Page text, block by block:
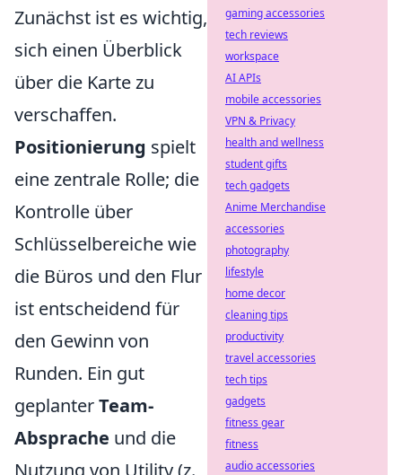
Zunächst ist es wichtig,
sich einen Überblick
über die Karte zu
verschaffen.
Positionierung spielt
eine zentrale Rolle; die
Kontrolle über
Schlüsselbereiche wie
die Büros und den Flur
ist entscheidend für
den Gewinn von
Runden. Ein gut
geplanterTeam-
Absprache und die
Nutzung von Utility (z.
gaming accessories
tech reviews
workspace
AI APIs
mobile accessories
VPN & Privacy
health and wellness
student gifts
tech gadgets
Anime Merchandise
accessories
photography
lifestyle
home decor
cleaning tips
productivity
travel accessories
tech tips
gadgets
fitness gear
fitness
audio accessories